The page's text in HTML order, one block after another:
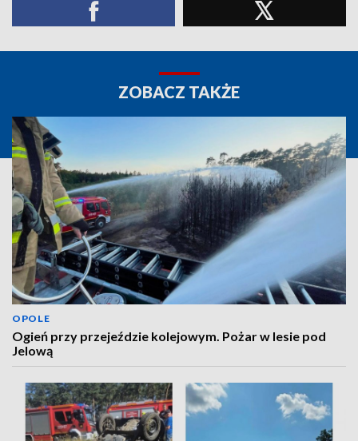
ZOBACZ TAKŻE
OPOLE
Ogień przy przejeździe kolejowym. Pożar w lesie pod
Jelową